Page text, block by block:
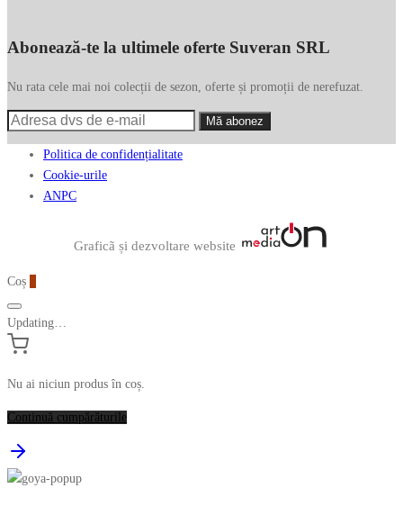
Abonează-te la ultimele oferte Suveran SRL
Nu rata cele mai noi colecții de sezon, oferte și promoții de nerefuzat.
Politica de confidențialitate
Cookie-urile
ANPC
Graficã și dezvoltare website
Coș
Updating…
Nu ai niciun produs în coș.
Continuă cumpărăturile